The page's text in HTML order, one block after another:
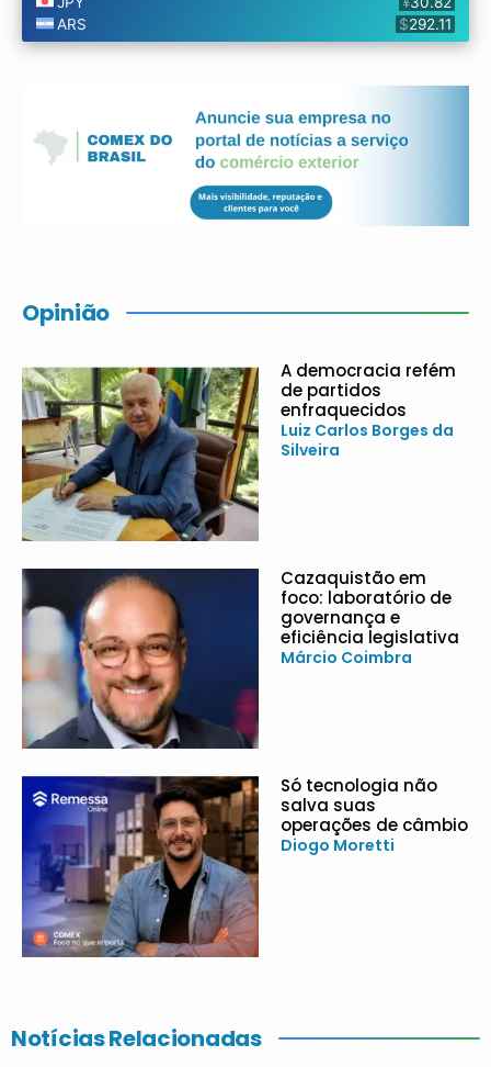
Opinião
A democracia refém
de partidos
enfraquecidos
Luiz Carlos Borges da
Silveira
Cazaquistão em
foco: laboratório de
governança e
eficiência legislativa
Márcio Coimbra
Só tecnologia não
salva suas
operações de câmbio
Diogo Moretti
Notícias Relacionadas